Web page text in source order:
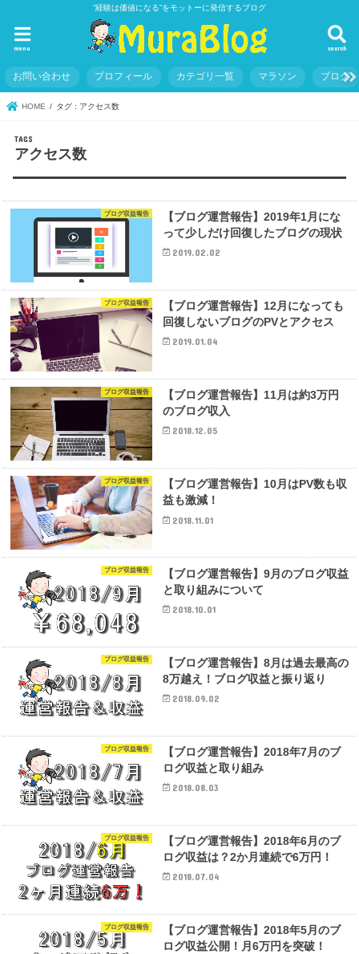
”経験は価値になる”をモットーに発信するブログ
search
menu
お問い合わせ プロフィール カテゴリ一覧 マラソン ブログ
HOME タグ : アクセス数
アクセス数
ブログ収益報告
【ブログ運営報告】2019年1月にな
って少しだけ回復したブログの現状
2019.02.02
ブログ収益報告
【ブログ運営報告】12月になっても
回復しないブログのPVとアクセス
2019.01.04
ブログ収益報告
【ブログ運営報告】11月は約3万円
のブログ収入
2018.12.05
ブログ収益報告
【ブログ運営報告】10月はPV数も収
益も激減！
2018.11.01
ブログ収益報告
【ブログ運営報告】9月のブログ収益
と取り組みについて
2018.10.01
ブログ収益報告
【ブログ運営報告】8月は過去最高の
8万越え！ブログ収益と振り返り
2018.09.02
ブログ収益報告
【ブログ運営報告】2018年7月のブ
ログ収益と取り組み
2018.08.03
ブログ収益報告
【ブログ運営報告】2018年6月のブ
ログ収益は？2か月連続で6万円！
2018.07.04
ブログ収益報告
【ブログ運営報告】2018年5月のブ
ログ収益公開！月6万円を突破！